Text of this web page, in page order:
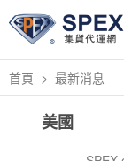
首頁 最新消息
美國